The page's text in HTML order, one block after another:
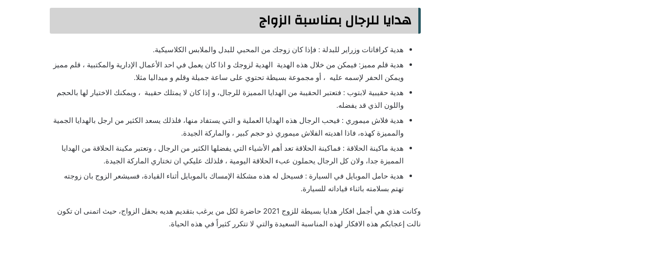
هدايا للرجال بمناسبة الزواج
هدية كرافاتات وزراير للبدلة : فإذا كان زوجك من المحبي للبدل والملابس الكلاسيكية.
هدية قلم مميز: فيمكن من خلال هذه الهدية الهدية لزوجك و اذا كان يعمل في احد الأعمال الإدارية والمكتبية ، قلم مميز
ويمكن الحفر لإسمه عليه ، أو مجموعة بسيطة تحتوي على ساعة جميلة وقلم و ميداليا مثلا.
هدية حقيبية لابتوب : فتعتبر الحقيبة من الهدايا المميزة للرجال، و إذا كان لا يمتلك حقيبة ، ويمكنك الاختيار لها بالحجم
واللون الذي قد يفضله.
هدية فلاش ميموري : فيحب الرجال هذه الهدايا العملية و التي يستفاد منها، فلذلك يسعد الكثير من ارجل بالهدايا الجمية
والمميزة كهذه، فاذا اهديته الفلاش ميموري ذو حجم كبير ، والماركة الجيدة.
هدية ماكينة الحلاقة : فماكينة الحلاقة تعد أهم الأشياء التي يفضلها الكثير من الرجال ، وتعتبر مكينة الحلاقة من الهدايا
المميزة جدا، ولان كل الرجال يحملون عبء الحلاقة اليومية ، فلذلك عليكي ان تختاري الماركة الجيدة.
هدية حامل الموبايل في السيارة : فسيحل له هذه مشكلة الإمساك بالموبايل أثناء القيادة، فسيشعر الزوج بان زوجته
تهتم بسلامته باثناء قياداته للسيارة.
وكانت هذي هي أجمل افكار هدايا بسيطة للزوج 2021 حاضرة لكل من يرغب بتقديم هديه بحفل الزواج، حيث اتمنى ان تكون
نالت إعجابكم هذه الافكار لهذه المناسبة السعيدة والتي لا تتكرر كثيراً في هذه الحياة.